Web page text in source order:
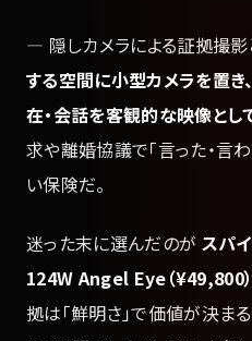
— 隠しカメラによる証拠撮影
する空間に小型カメラを置き
在・会話を客観的な映像とし
求や離婚協議で「言った・言
い保険だ。
迷った末に選んだのが スパ
124W Angel Eye（¥49,800）
拠は「鮮明さ」で価値が決ま